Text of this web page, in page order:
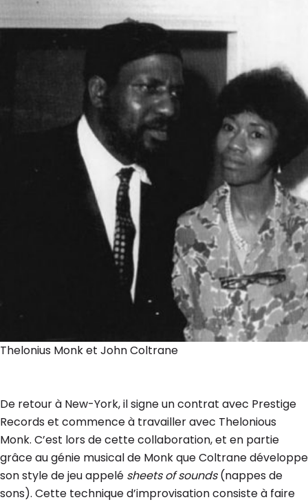
Thelonius Monk et John Coltrane
De retour à New-York, il signe un contrat avec Prestige
Records et commence à travailler avec Thelonious
Monk. C’est lors de cette collaboration, et en partie
grâce au génie musical de Monk que Coltrane développe
son style de jeu appelé sheets of sounds(nappes de
sons). Cette technique d’improvisation consiste à faire